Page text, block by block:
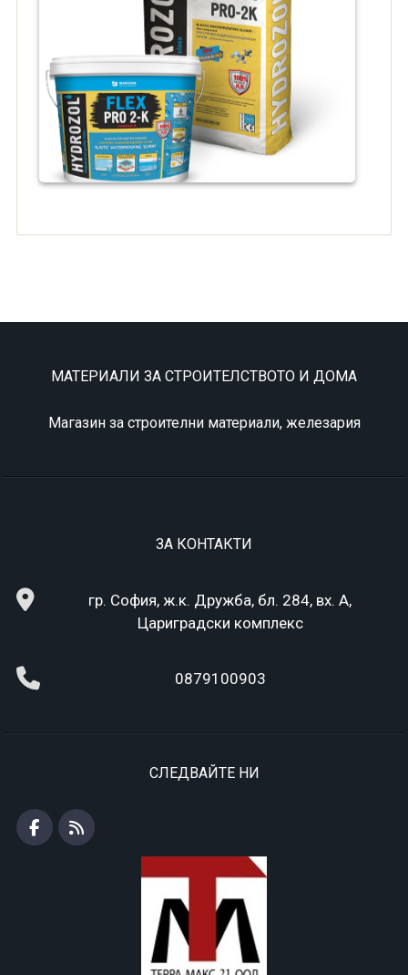
МАТЕРИАЛИ ЗА СТРОИТЕЛСТВОТО И ДОМА
Магазин за строителни материали, железария
ЗА КОНТАКТИ
гр. София, ж.к. Дружба, бл. 284, вх. А,
Цариградски комплекс
0879100903
СЛЕДВАЙТЕ НИ